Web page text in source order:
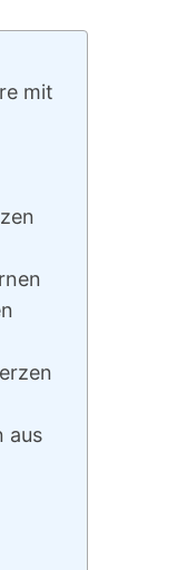
mit
aus